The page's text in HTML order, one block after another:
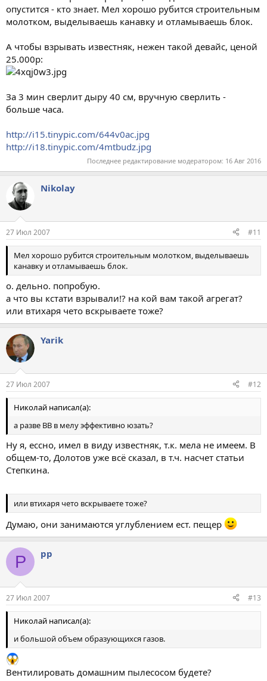
опустится - кто знает. Мел хорошо рубится строительным
молотком, выделываешь канавку и отламываешь блок.
А чтобы взрывать известняк, нежен такой девайс, ценой
25.000р:
За 3 мин сверлит дыру 40 см, вручную сверлить -
больше часа.
http://i15.tinypic.com/644v0ac.jpg
http://i18.tinypic.com/4mtbudz.jpg
Последнее редактирование модератором: 16 Авг 2016
Nikolay
27 Июл 2007 #11
Мел хорошо рубится строительным молотком, выделываешь
канавку и отламываешь блок.
о. дельно. попробую.
а что вы кстати взрывали!? на кой вам такой агрегат?
или втихаря чето вскрываете тоже?
Yarik
27 Июл 2007 #12
Николай написал(а):
а разве ВВ в мелу эффективно юзать?
Ну я, ессно, имел в виду известняк, т.к. мела не имеем. В
общем-то, Долотов уже всё сказал, в т.ч. насчет статьи
Степкина.
или втихаря чето вскрываете тоже?
Думаю, они занимаются углублением ест. пещер
P pp
27 Июл 2007 #13
Николай написал(а):
и большой объем образующихся газов.
Вентилировать домашним пылесосом будете?